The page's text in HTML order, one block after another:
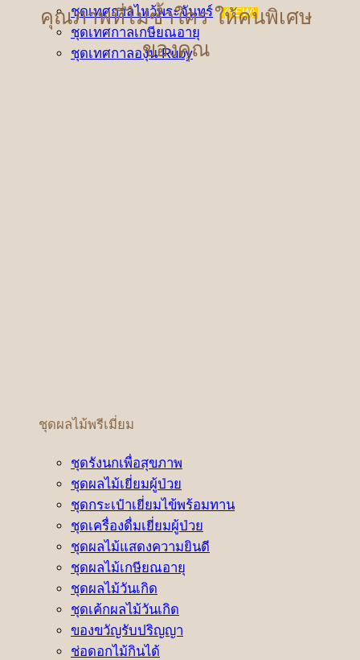
ชุดเทศกาลไหว้พระจันทร์ (NEW)
ชุดเทศกาลเกษียณอายุ
ชุดเทศกาลองุ่น Ruby
ชุดผลไม้พรีเมี่ยม
ชุดรังนกเพื่อสุขภาพ
ชุดผลไม้เยี่ยมผู้ป่วย
ชุดกระเป๋าเยี่ยมไข้พร้อมทาน
ชุดเครื่องดื่มเยี่ยมผู้ป่วย
ชุดผลไม้แสดงความยินดี
ชุดผลไม้เกษียณอายุ
ชุดผลไม้วันเกิด
ชุดเค้กผลไม้วันเกิด
ของขวัญรับปริญญา
ช่อดอกไม้กินได้
คุณภาพที่ไม่ซ้ำใคร ให้คนพิเศษ
ของคุณ